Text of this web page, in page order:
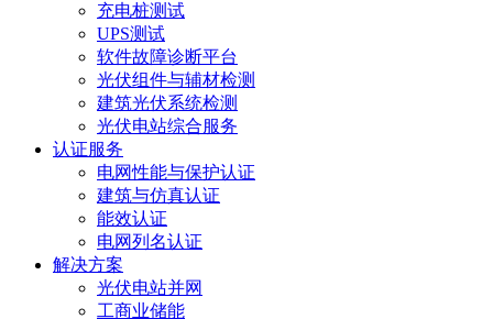
充电桩测试
UPS测试
软件故障诊断平台
光伏组件与辅材检测
建筑光伏系统检测
光伏电站综合服务
认证服务
电网性能与保护认证
建筑与仿真认证
能效认证
电网列名认证
解决方案
光伏电站并网
工商业储能